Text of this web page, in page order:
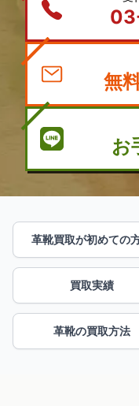
無
お
革靴買取が初めての
買取実績
革靴の買取方法